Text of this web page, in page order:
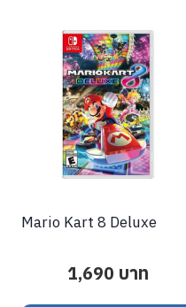
Mario Kart 8 Deluxe
1,690 บาท